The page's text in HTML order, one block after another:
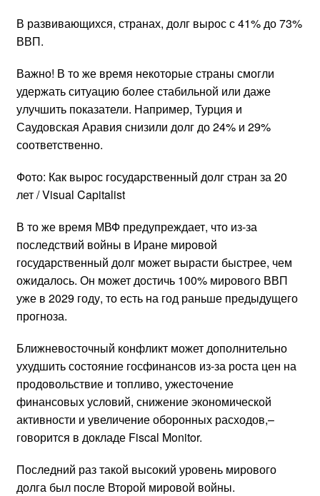
В развивающихся, странах, долг вырос с 41% до 73%
ВВП.
Важно! В то же время некоторые страны смогли
удержать ситуацию более стабильной или даже
улучшить показатели. Например, Турция и
Саудовская Аравия снизили долг до 24% и 29%
соответственно.
Фото: Как вырос государственный долг стран за 20
лет / Visual Capitalist
В то же время МВФ предупреждает, что из-за
последствий войны в Иране мировой
государственный долг может вырасти быстрее, чем
ожидалось. Он может достичь 100% мирового ВВП
уже в 2029 году, то есть на год раньше предыдущего
прогноза.
Ближневосточный конфликт может дополнительно
ухудшить состояние госфинансов из-за роста цен на
продовольствие и топливо, ужесточение
финансовых условий, снижение экономической
активности и увеличение оборонных расходов,–
говорится в докладе Fiscal Monitor.
Последний раз такой высокий уровень мирового
долга был после Второй мировой войны.